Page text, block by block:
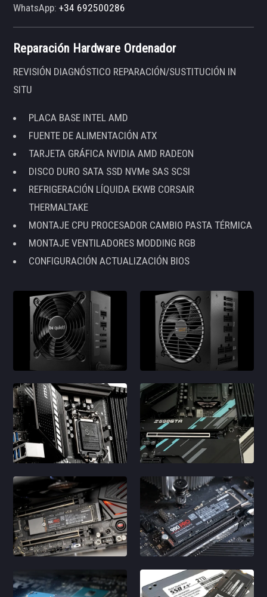
WhatsApp:+34 692500286
Reparación Hardware Ordenador
REVISIÓN DIAGNÓSTICO REPARACIÓN/SUSTITUCIÓN IN
SITU
PLACA BASE INTEL AMD
FUENTE DE ALIMENTACIÓN ATX
TARJETA GRÁFICA NVIDIA AMD RADEON
DISCO DURO SATA SSD NVMe SAS SCSI
REFRIGERACIÓN LÍQUIDA EKWB CORSAIR
THERMALTAKE
MONTAJE CPU PROCESADOR CAMBIO PASTA TÉRMICA
MONTAJE VENTILADORES MODDING RGB
CONFIGURACIÓN ACTUALIZACIÓN BIOS